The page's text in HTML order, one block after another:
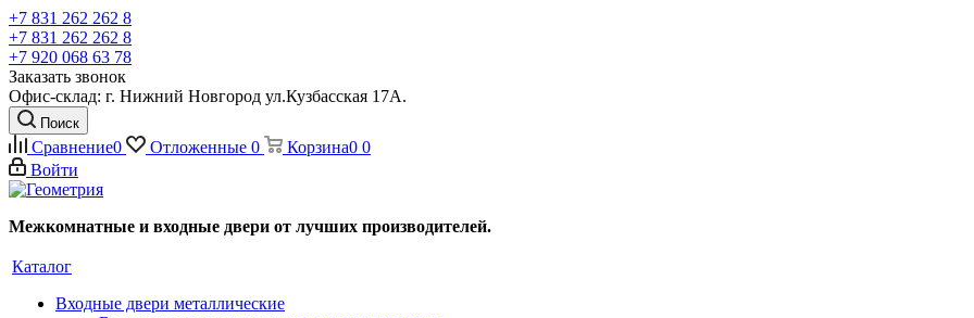
+7 831 262 262 8
+7 831 262 262 8
+7 920 068 63 78
Заказать звонок
Офис-склад: г. Нижний Новгород ул.Кузбасская 17А.
Поиск
Сравнение0 Отложенные 0 Корзина0 0
Войти
Межкомнатные и входные двери от лучших производителей.
Каталог
Входные двери металлические